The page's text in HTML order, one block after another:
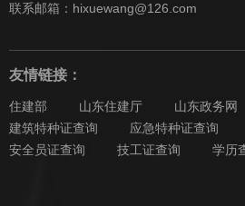
联系邮箱：hixuewang@126.com
友情链接：
住建部 山东住建厅 山东政务网
建筑特种证查询
应急特种证查询
安全员证查询
技工证查询 学历